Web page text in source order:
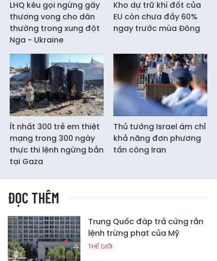
LHQ kêu gọi ngừng gây
thương vong cho dân
thường trong xung đột
Nga - Ukraine
Kho dự trữ khí đốt của
EU còn chưa đầy 60%
ngay trước mùa Đông
Ít nhất 300 trẻ em thiệt
mạng trong 300 ngày
thực thi lệnh ngừng bắn
tại Gaza
Thủ tướng Israel ám chỉ
khả năng đơn phương
tấn công Iran
ĐỌC THÊM
Trung Quốc đáp trả cứng rắn
lệnh trừng phạt của Mỹ
THẾ GIỚI